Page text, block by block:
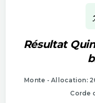
Résultat
Monte - Allocation:
Corde